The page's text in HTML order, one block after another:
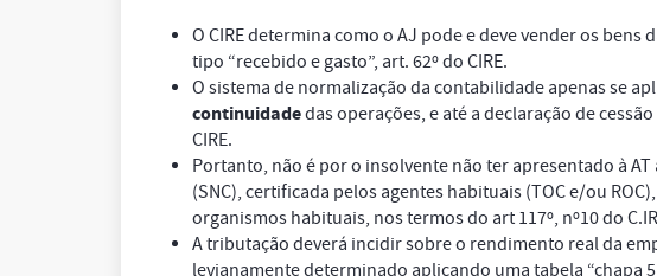
O CIRE determina como o AJ pode e deve vender os
tipo “recebido e gasto”, art. 62º do CIRE.
O sistema de normalização da contabilidade apenas se
continuidadedas operações, e até a declaração de
CIRE.
Portanto, não é por o insolvente não ter apresentado à
(SNC), certificada pelos agentes habituais (TOC e/ou
organismos habituais, nos termos do art 117º, nº10 do
A tributação deverá incidir sobre o rendimento real da
levianamente determinado aplicando uma tabela “chapa